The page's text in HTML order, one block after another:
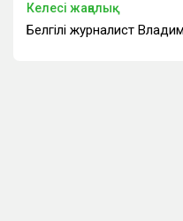
Келесі жаңалық
Белгілі журналист